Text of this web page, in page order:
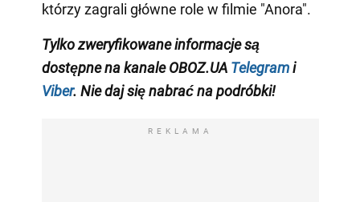
którzy zagrali główne role w filmie "Anora".
Tylko zweryfikowane informacje są
dostępne nakanaleOBOZ.UA Telegrami
Viber. Nie daj się nabrać na podróbki!
REKLAMA